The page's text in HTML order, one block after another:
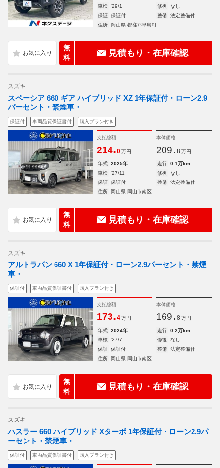
車検
'29/1 修復
なし
保証
保証付 整備
法定整備付
住所
岡山県 都窪郡早島町
無
料
見積もり・在庫確認
スズキ
スペーシア 660 ギア ハイブリッド XZ 1年保証付・ローン2.9
パーセント・禁煙車・
保証付 車両品質保証書付 購入プラン付き
支払総額
214.0 万円
本体価格
209. 8 万円
年式 2025年 走行
0.1万km
車検
'27/11 修復
なし
保証
保証付 整備
法定整備付
住所
岡山県 岡山市南区
無
料
見積もり・在庫確認
スズキ
アルトラパン 660 X 1年保証付・ローン2.9パーセント・禁煙
車・
保証付 車両品質保証書付 購入プラン付き
支払総額
173.4 万円
本体価格
169. 8 万円
年式 2024年 走行
0.2万km
車検
'27/7 修復
なし
保証
保証付 整備
法定整備付
住所
岡山県 岡山市南区
無
料
見積もり・在庫確認
スズキ
ハスラー 660 ハイブリッド Xターボ 1年保証付・ローン2.9パ
ーセント・禁煙車・
保証付 車両品質保証書付 購入プラン付き